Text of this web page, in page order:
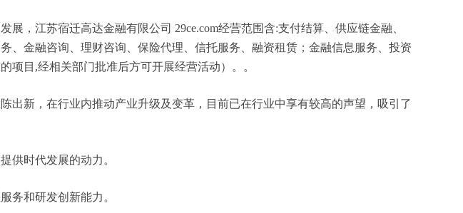
，江苏宿迁高达金融有限公司 29ce.com经营范围含:支付结算、供应链金融、
、金融咨询、理财咨询、保险代理、信托服务、融资租赁；金融信息服务、投资
项目,经相关部门批准后方可开展经营活动）。。
新，在行业内推动产业升级及变革，目前已在行业中享有较高的声望，吸引了
供时代发展的动力。
务和研发创新能力。